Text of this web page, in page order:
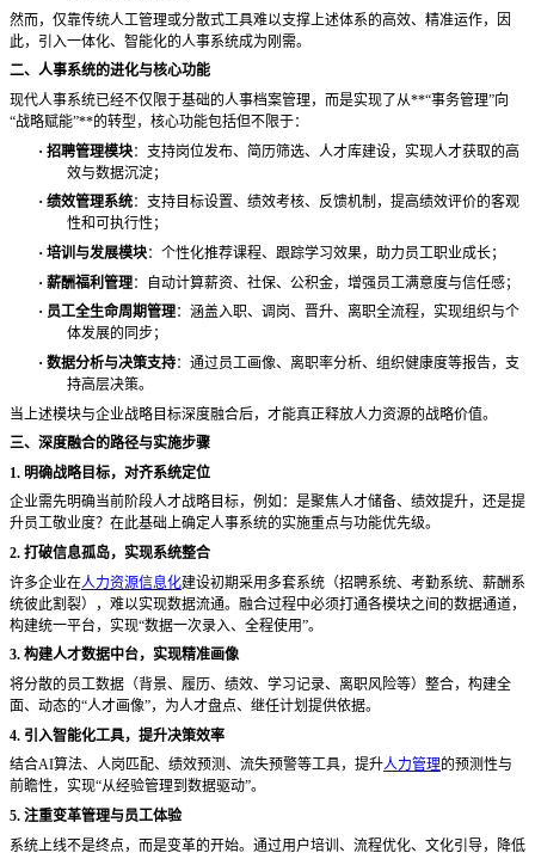
然而，仅靠传统人工管理或分散式工具难以支撑上述体系的高效、精准运作，因
此，引入一体化、智能化的人事系统成为刚需。
二、人事系统的进化与核心功能
现代人事系统已经不仅限于基础的人事档案管理，而是实现了从**“事务管理”向
“战略赋能”**的转型，核心功能包括但不限于：
· 招聘管理模块：支持岗位发布、简历筛选、人才库建设，实现人才获取的高
效与数据沉淀；
· 绩效管理系统：支持目标设置、绩效考核、反馈机制，提高绩效评价的客观
性和可执行性；
· 培训与发展模块：个性化推荐课程、跟踪学习效果，助力员工职业成长；
· 薪酬福利管理：自动计算薪资、社保、公积金，增强员工满意度与信任感；
· 员工全生命周期管理：涵盖入职、调岗、晋升、离职全流程，实现组织与个
体发展的同步；
· 数据分析与决策支持：通过员工画像、离职率分析、组织健康度等报告，支
持高层决策。
当上述模块与企业战略目标深度融合后，才能真正释放人力资源的战略价值。
三、深度融合的路径与实施步骤
1. 明确战略目标，对齐系统定位
企业需先明确当前阶段人才战略目标，例如：是聚焦人才储备、绩效提升，还是提
升员工敬业度？在此基础上确定人事系统的实施重点与功能优先级。
2. 打破信息孤岛，实现系统整合
许多企业在人力资源信息化建设初期采用多套系统（招聘系统、考勤系统、薪酬系
统彼此割裂），难以实现数据流通。融合过程中必须打通各模块之间的数据通道，
构建统一平台，实现“数据一次录入、全程使用”。
3. 构建人才数据中台，实现精准画像
将分散的员工数据（背景、履历、绩效、学习记录、离职风险等）整合，构建全
面、动态的“人才画像”，为人才盘点、继任计划提供依据。
4. 引入智能化工具，提升决策效率
结合AI算法、人岗匹配、绩效预测、流失预警等工具，提升人力管理的预测性与
前瞻性，实现“从经验管理到数据驱动”。
5. 注重变革管理与员工体验
系统上线不是终点，而是变革的开始。通过用户培训、流程优化、文化引导，降低